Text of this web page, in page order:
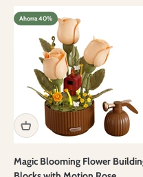
Ahorra 40%
Magic Blooming Flower